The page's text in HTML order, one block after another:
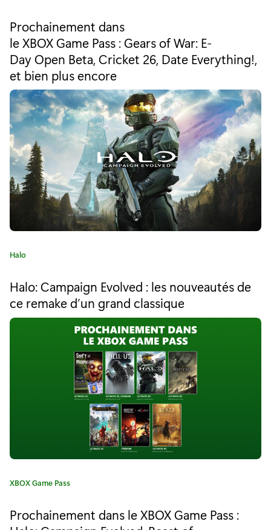
k
y
2
e
s
t
d
i
s
n
i
b
l
e
d
a
n
s
e
é
g
o
i
e
Prochainement dans
le XBOX Game Pass : Gears of War: E-
Day Open Beta, Cricket 26, Date Everything!,
et bien plus encore
C
é
g
o
Halo
Halo: Campaign Evolved : les nouveautés de
ce remake d’un grand classique
C
é
XBOX Game Pass
Prochainement dans le XBOX Game Pass :